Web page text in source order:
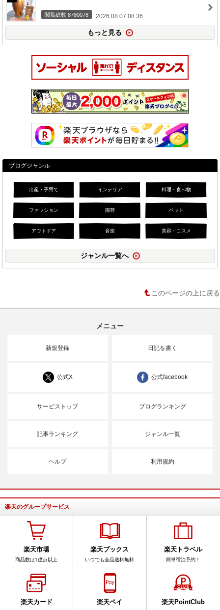
閲覧総数 8780078 2026.08.07 08:36
もっと見る
ブログジャンル
出産・子育て インテリア 料理・食べ物
ファッション 園芸 ペット
アウトドア 音楽 美容・コスメ
ジャンル一覧へ
このページの上に戻る
メニュー
新規登録 日記を書く
公式X 公式facebook
サービストップ ブログランキング
記事ランキング ジャンル一覧
ヘルプ 利用規約
楽天のグループサービス
楽天市場
商品数は1億点以上
楽天ブックス
いつでも全品送料無料
楽天トラベル
簡単宿泊予約！
楽天カード 楽天ペイ 楽天PointClub